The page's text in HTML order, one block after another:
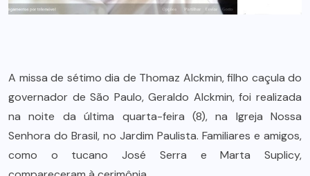
A missa de sétimo dia de Thomaz Alckmin, filho caçula do
governador de São Paulo, Geraldo Alckmin, foi realizada
na noite da última quarta-feira (8), na Igreja Nossa
Senhora do Brasil, no Jardim Paulista. Familiares e amigos,
como o tucano José Serra e Marta Suplicy,